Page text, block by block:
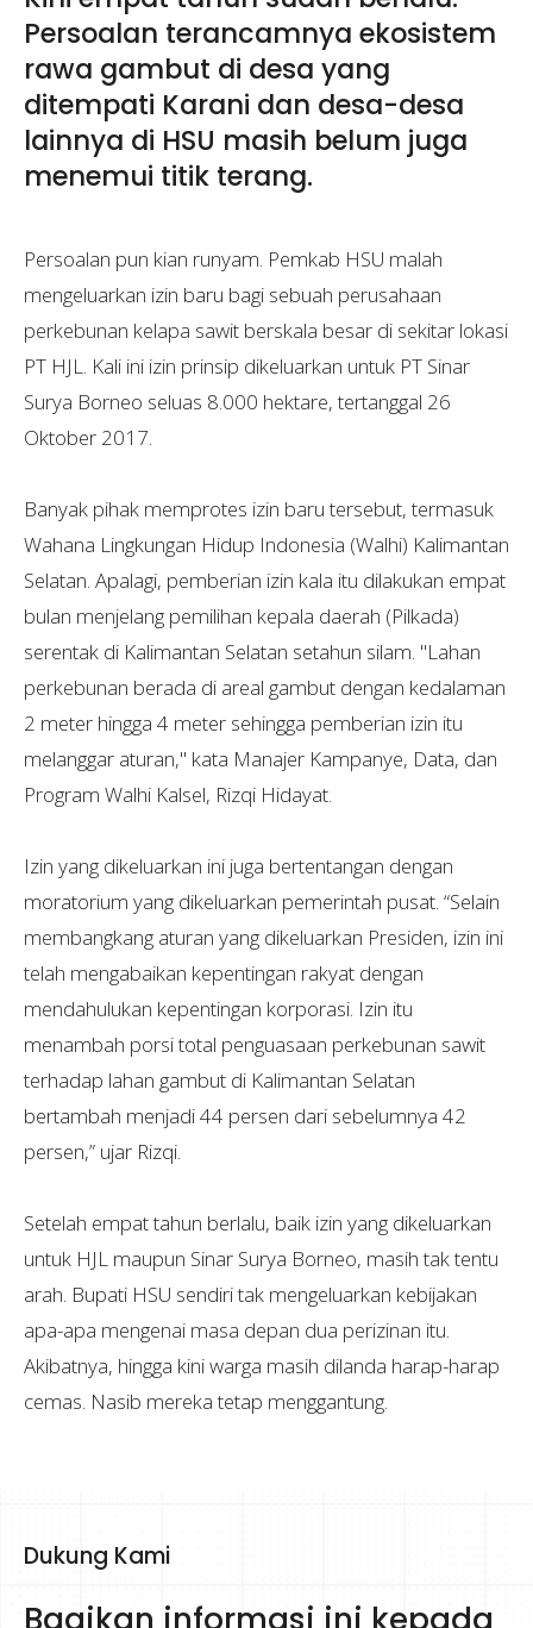
Persoalan terancamnya ekosistem
rawa gambut di desa yang
ditempati Karani dan desa-desa
lainnya di HSU masih belum juga
menemui titik terang.
Persoalan pun kian runyam. Pemkab HSU malah
mengeluarkan izin baru bagi sebuah perusahaan
perkebunan kelapa sawit berskala besar di sekitar lokasi
PT HJL. Kali ini izin prinsip dikeluarkan untuk PT Sinar
Surya Borneo seluas 8.000 hektare, tertanggal 26
Oktober 2017.
Banyak pihak memprotes izin baru tersebut, termasuk
Wahana Lingkungan Hidup Indonesia (Walhi) Kalimantan
Selatan. Apalagi, pemberian izin kala itu dilakukan empat
bulan menjelang pemilihan kepala daerah (Pilkada)
serentak di Kalimantan Selatan setahun silam. "Lahan
perkebunan berada di areal gambut dengan kedalaman
2 meter hingga 4 meter sehingga pemberian izin itu
melanggar aturan," kata Manajer Kampanye, Data, dan
Program Walhi Kalsel, Rizqi Hidayat.
Izin yang dikeluarkan ini juga bertentangan dengan
moratorium yang dikeluarkan pemerintah pusat. “Selain
membangkang aturan yang dikeluarkan Presiden, izin ini
telah mengabaikan kepentingan rakyat dengan
mendahulukan kepentingan korporasi. Izin itu
menambah porsi total penguasaan perkebunan sawit
terhadap lahan gambut di Kalimantan Selatan
bertambah menjadi 44 persen dari sebelumnya 42
persen,” ujar Rizqi.
Setelah empat tahun berlalu, baik izin yang dikeluarkan
untuk HJL maupun Sinar Surya Borneo, masih tak tentu
arah. Bupati HSU sendiri tak mengeluarkan kebijakan
apa-apa mengenai masa depan dua perizinan itu.
Akibatnya, hingga kini warga masih dilanda harap-harap
cemas. Nasib mereka tetap menggantung.
Dukung Kami
Bagikan informasi ini kepada